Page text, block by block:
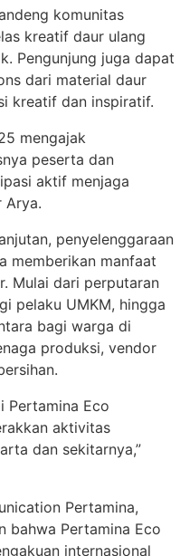
komunitas
kreatif daur ulang
Pengunjung juga dapat
dari material daur
kreatif dan inspiratif.
mengajak
peserta dan
aktif menjaga
Arya.
penyelenggaraan
memberikan manfaat
Mulai dari perputaran
pelaku UMKM, hingga
bagi warga di
produksi, vendor
Pertamina Eco
aktivitas
dan sekitarnya,”
Pertamina,
bahwa Pertamina Eco
internasional